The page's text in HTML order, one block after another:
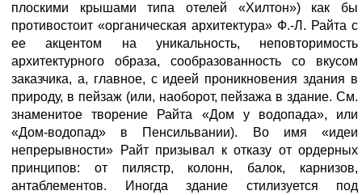
плоскими крышами типа отелей «Хилтон») как бы
противостоит «органическая архитектура» Ф.-Л. Райта с
ее акцентом на уникальность, неповторимость
архитектурного образа, сообразованность со вкусом
заказчика, а, главное, с идеей проникновения здания в
природу, в пейзаж (или, наоборот, пейзажа в здание. См.
знаменитое творение Райта «Дом у водопада», или
«Дом-водопад» в Пенсильвании). Во имя «идеи
непрерывности» Райт призывал к отказу от ордерных
принципов: от пилястр, колонн, балок, карнизов,
антаблементов. Иногда здание стилизуется под